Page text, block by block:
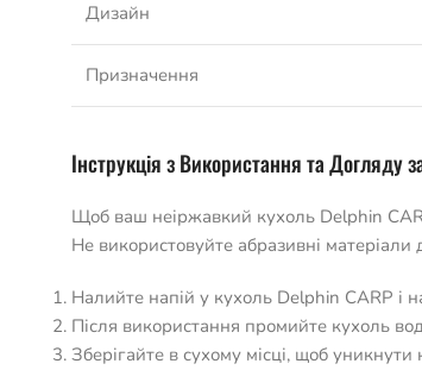
Дизайн
Призначення
Інструкція з Використання та Догляду
Щоб ваш неіржавкий кухоль Delphin
Не використовуйте абразивні
Налийте напій у кухоль Delphin CARP і
Після використання промийте кухоль
Зберігайте в сухому місці, щоб уникнути